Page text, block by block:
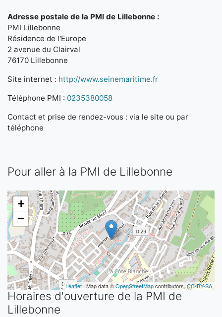
Adresse postale de la PMI de Lillebonne :
PMI Lillebonne
Résidence de l'Europe
2 avenue du Clairval
76170 Lillebonne
Site internet : http://www.seinemaritime.fr
Téléphone PMI : 0235380058
Contact et prise de rendez-vous : via le site ou par
téléphone
Pour aller à la PMI de Lillebonne
+
−
Leaflet | Map data ©OpenStreetMapcontributors,CC-BY-SA
Horaires d'ouverture de la PMI de
Lillebonne